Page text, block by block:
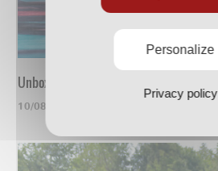
Unboxing du nouveau maillot
10/08/2023
Personalize
Privacy policy